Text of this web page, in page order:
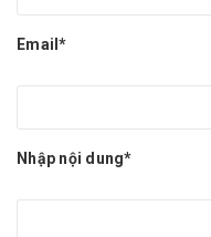
Email*
Nhập nội dung*